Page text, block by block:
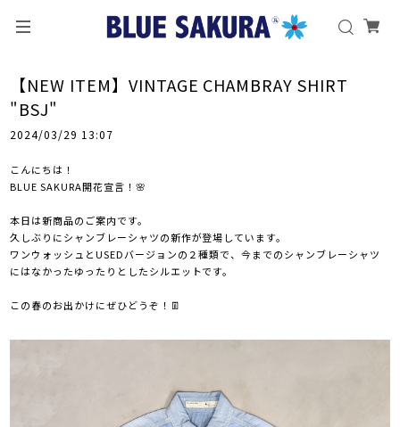
【NEW ITEM】VINTAGE CHAMBRAY SHIRT
"BSJ"
2024/03/29 13:07
こんにちは！
BLUE SAKURA開花宣言！🌸
本日は新商品のご案内です。
久しぶりにシャンブレーシャツの新作が登場しています。
ワンウォッシュとUSEDバージョンの２種類で、今までのシャンブレーシャツ
にはなかったゆったりとしたシルエットです。
この春のお出かけにぜひどうぞ！👖